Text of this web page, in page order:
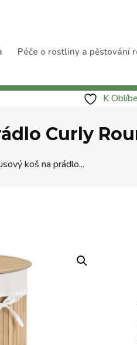
Péče o rostliny a pěstování
K
Curly
koš na prádlo...